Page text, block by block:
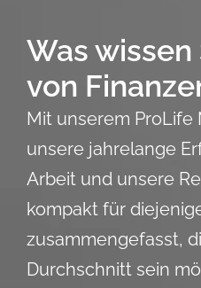
Was wissen
von
Mit unserem ProLife
unsere jahrelange
Arbeit und unsere
kompakt für
zusammengefasst,
Durchschnitt sein